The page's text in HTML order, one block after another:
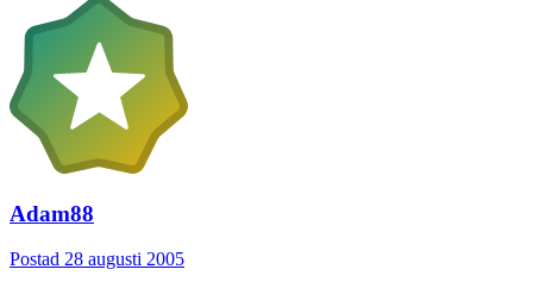
Adam88
Postad 28 augusti 2005